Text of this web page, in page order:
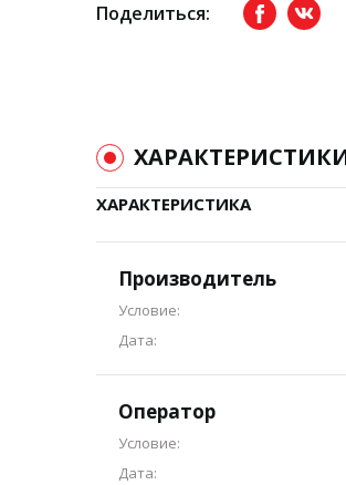
Поделиться: Facebook
ХАРАКТЕРИСТИКА
Производитель
Условие:
Дата:
Оператор
Условие:
Дата: